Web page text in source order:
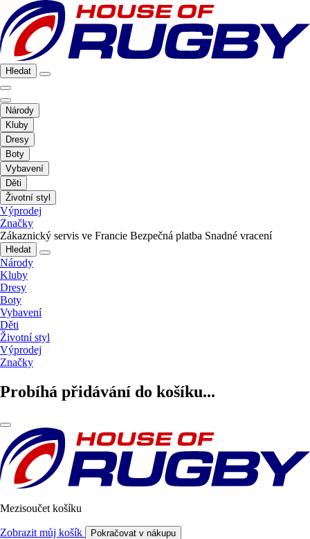
Hledat
Národy
Kluby
Dresy
Boty
Vybavení
Děti
Životní styl
Výprodej
Značky
Zákaznický servis ve Francie Bezpečná platba Snadné vracení
Hledat
Národy
Kluby
Dresy
Boty
Vybavení
Děti
Životní styl
Výprodej
Značky
Probíhá přidávání do košíku...
Mezisoučet košíku
Zobrazit můj košík Pokračovat v nákupu